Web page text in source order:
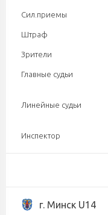
Сил.приемы
Штраф
Зрители
Главные судьи
Линейные судьи
Инспектор
г. Минск U14